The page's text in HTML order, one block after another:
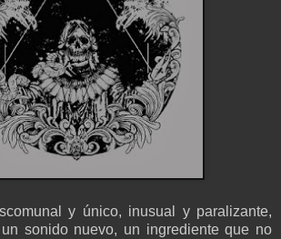
y único, inusual y paralizante,
sonido nuevo, un ingrediente que no